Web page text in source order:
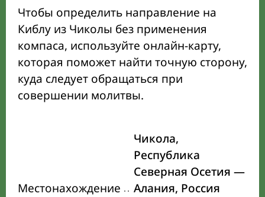
Чтобы определить направление на
Киблу из Чиколы без применения
компаса, используйте онлайн-карту,
которая поможет найти точную сторону,
куда следует обращаться при
совершении молитвы.
Местонахождение
Чикола,
Республика
Северная Осетия —
Алания, Россия